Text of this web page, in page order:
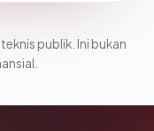
publik. Ini bukan